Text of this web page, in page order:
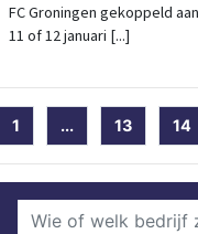
FC Groningen gekoppeld
11 of 12 januari [...]
1 ... 13 14